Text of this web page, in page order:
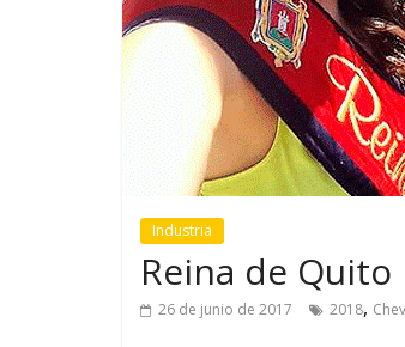
Industria
Reina de
26 de junio de 2017 2018,